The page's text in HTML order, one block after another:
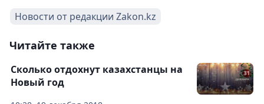
Новости от редакции Zakon.kz
Читайте также
Сколько отдохнут казахстанцы на
Новый год